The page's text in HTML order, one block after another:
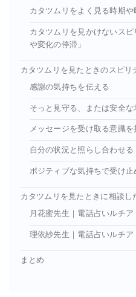
カタツムリをよく見る時期や
カタツムリを見かけないス
や変化の停滞」
カタツムリを見たときのスピリ
感謝の気持ちを伝える
そっと見守る、または安全
メッセージを受け取る意識を
自分の状況と照らし合わせる
ポジティブな気持ちで受け止
カタツムリを見たときに相談し
月花蜜先生｜電話占いルチア
理依紗先生｜電話占いルチア
まとめ